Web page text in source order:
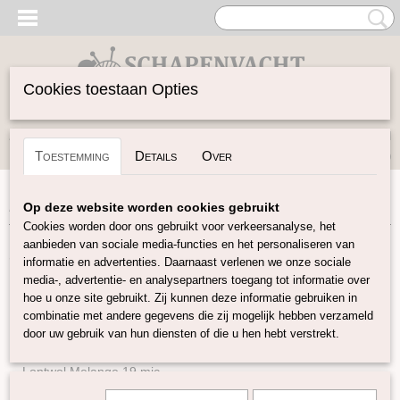
Inloggen Registreren
(0)
Home>Spinwol>Kleurenset>Alpaca Tussah zijde mix
Spinwol
Lontwol Natuurlijke kleuren
Lontwol gekleurd 14,5 mic
Lontwol Melange 19 mic
Lontwol 19 mic/zijde melange
Cookies toestaan Opties
Toestemming Details Over
Op deze website worden cookies gebruikt
Cookies worden door ons gebruikt voor verkeersanalyse, het
aanbieden van sociale media-functies en het personaliseren van
informatie en advertenties. Daarnaast verlenen we onze sociale
media-, advertentie- en analysepartners toegang tot informatie over
hoe u onze site gebruikt. Zij kunnen deze informatie gebruiken in
combinatie met andere gegevens die zij mogelijk hebben verzameld
door uw gebruik van hun diensten of die u hen hebt verstrekt.